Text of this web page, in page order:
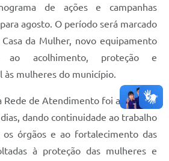
de ações e campanhas
agosto. O período será marcado
da Mulher, novo equipamento
ao acolhimento, proteção e
mulheres do município.
Rede de Atendimento foi agendada
dando continuidade ao trabalho
órgãos e ao fortalecimento das
à proteção das mulheres e